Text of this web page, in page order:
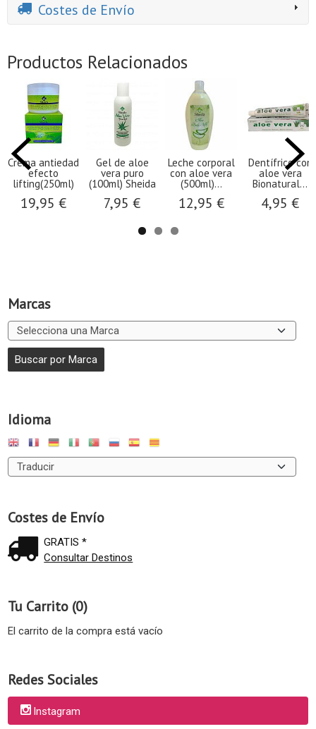
Marcas
Idioma
Costes de Envío
GRATIS *
Consultar Destinos
Tu Carrito (0)
El carrito de la compra está vacío
Redes Sociales
Instagram
Costes de Envío
Productos Relacionados
Crema antiedad
efecto
lifting(250ml)
19,95 €
Gel de aloe
vera puro
(100ml) Sheida
7,95 €
Leche corporal
con aloe vera
(500ml)...
12,95 €
Dentífrico con
aloe vera
Bionatural...
4,95 €